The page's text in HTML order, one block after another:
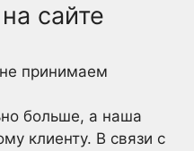
сайте
принимаем
больше, а наша
клиенту. В связи с